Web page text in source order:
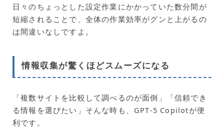
日々のちょっとした設定作業にかかっていた数分間が
短縮されることで、全体の作業効率がグンと上がるの
は間違いなしですよ。
情報収集が驚くほどスムーズになる
「複数サイトを比較して調べるのが面倒」「信頼でき
る情報を選びたい」そんな時も、GPT‑5 Copilotが便
利です。